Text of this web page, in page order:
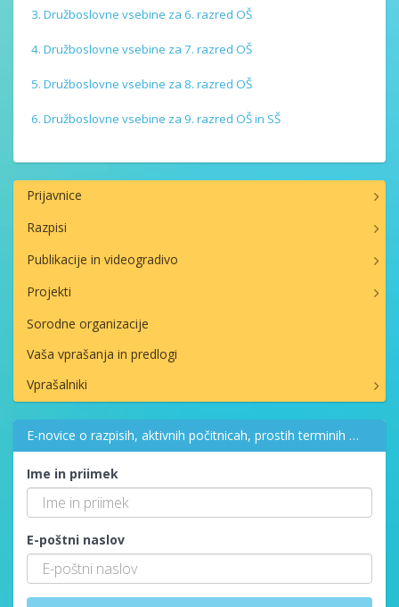
3. Družboslovne vsebine za 6. razred OŠ
4. Družboslovne vsebine za 7. razred OŠ
5. Družboslovne vsebine za 8. razred OŠ
6. Družboslovne vsebine za 9. razred OŠ in SŠ
Prijavnice
Razpisi
Publikacije in videogradivo
Projekti
Sorodne organizacije
Vaša vprašanja in predlogi
Vprašalniki
E-novice o razpisih, aktivnih počitnicah, prostih terminih …
Ime in priimek
E-poštni naslov